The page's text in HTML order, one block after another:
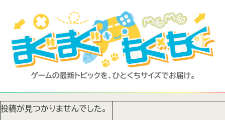
投稿が見つかりませんでした。